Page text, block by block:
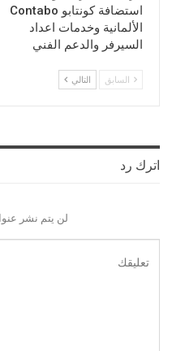
استضافة كونتابو Contabo
الألمانية وخدمات اعداد
السيرفر والدعم الفني
السابق التالي
اترك رد
لن يتم نشر